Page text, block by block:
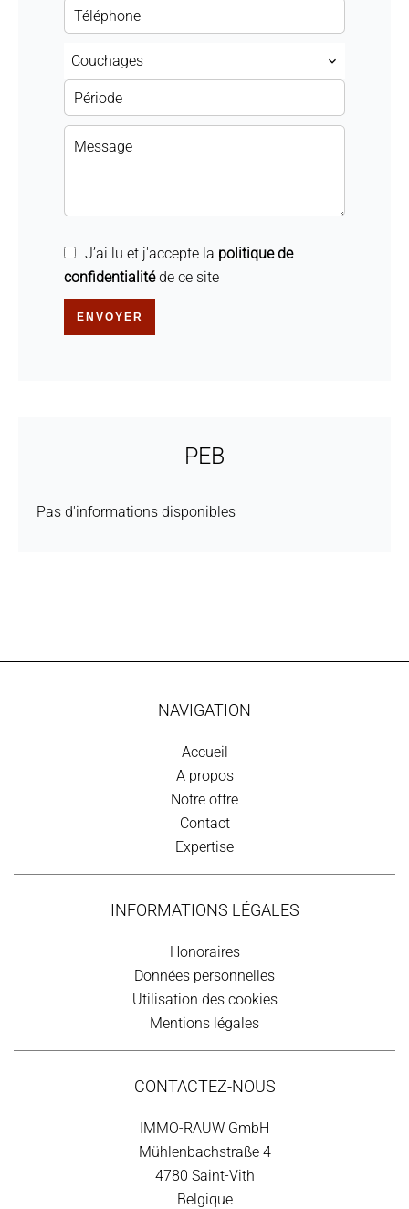
Couchages
J’ai lu et j'accepte la politique de
confidentialitéde ce site
ENVOYER
PEB
Pas d'informations disponibles
NAVIGATION
Accueil
A propos
Notre offre
Contact
Expertise
INFORMATIONS LÉGALES
Honoraires
Données personnelles
Utilisation des cookies
Mentions légales
CONTACTEZ-NOUS
IMMO-RAUW GmbH
Mühlenbachstraße 4
4780 Saint-Vith
Belgique